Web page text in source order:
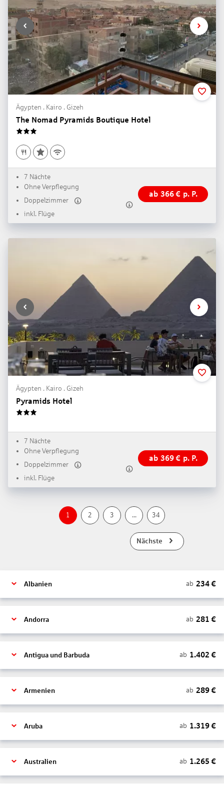
Ägypten . Kairo . Gizeh
The Nomad Pyramids Boutique Hotel
7 Nächte
Ohne Verpflegung
Doppelzimmer
inkl. Flüge
ab 366€ p. P.
Ägypten . Kairo . Gizeh
Pyramids Hotel
7 Nächte
Ohne Verpflegung
Doppelzimmer
inkl. Flüge
ab 369€ p. P.
1 2 3 ... 34
Nächste
Albanien ab 234€
Andorra ab 281 €
Antigua und Barbuda ab 1.402 €
Armenien ab 289€
Aruba ab 1.319€
Australien ab 1.265 €